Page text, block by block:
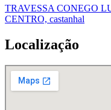
TRAVESSA CONEGO
CENTRO, castanhal
Localização